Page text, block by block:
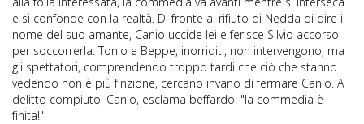
e si confonde con la realtà. Di fronte al rifiuto di Nedda di dire il
nome del suo amante, Canio uccide lei e ferisce Silvio accorso
per soccorrerla. Tonio e Beppe, inorriditi, non intervengono, ma
gli spettatori, comprendendo troppo tardi che ciò che stanno
vedendo non è più finzione, cercano invano di fermare Canio. A
delitto compiuto, Canio, esclama beffardo: "la commedia è
finita!"